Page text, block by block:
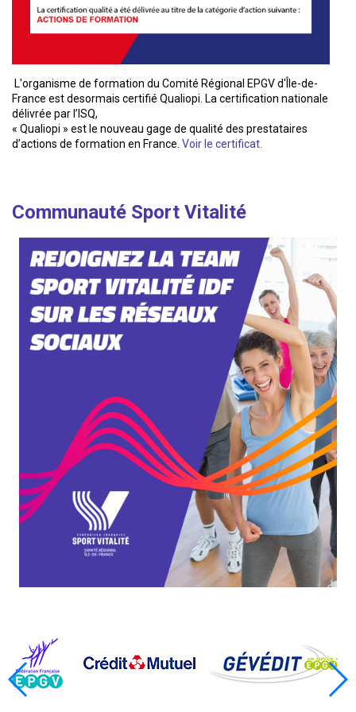
L'organisme de formation du Comité Régional EPGV d'Île-de-
France est desormais certifié Qualiopi. La certification nationale
délivrée par l’ISQ,
« Qualiopi » est le nouveau gage de qualité des prestataires
d’actions de formation en France. Voir le certificat.
Communauté Sport Vitalité